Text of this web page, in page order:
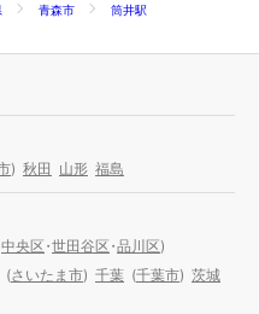
青森市
筒井駅
) 秋田 山形 福島
中央区・世田谷区・品川区)
(さいたま市) 千葉 (千葉市) 茨城